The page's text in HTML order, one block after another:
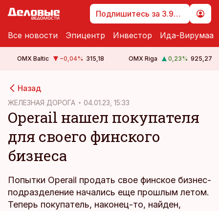
Подпишитесь за 3.99 €
Все новости Эпицентр Инвестор Ида-Вирумаа
OMX Baltic −0,04% 315,18 OMX Riga 0,23% 925,27
Назад
ЖЕЛЕЗНАЯ ДОРОГА 04.01.23, 15:33
Operail нашел покупателя
для своего финского
бизнеса
Попытки Operail продать свое финское бизнес-
подразделение начались еще прошлым летом.
Теперь покупатель, наконец-то, найден,